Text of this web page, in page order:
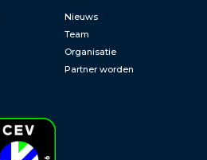
Nieuws
Team
Organisatie
Partner worden